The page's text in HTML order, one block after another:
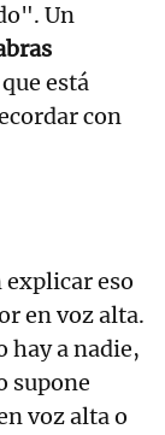
Un
está
con
explicar eso
en voz alta.
hay a nadie,
supone
voz alta o